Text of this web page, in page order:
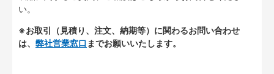
い。
※お取引（見積り、注文、納期等）に関わるお問い合わせ
は、 弊社営業窓口 までお願いいたします。